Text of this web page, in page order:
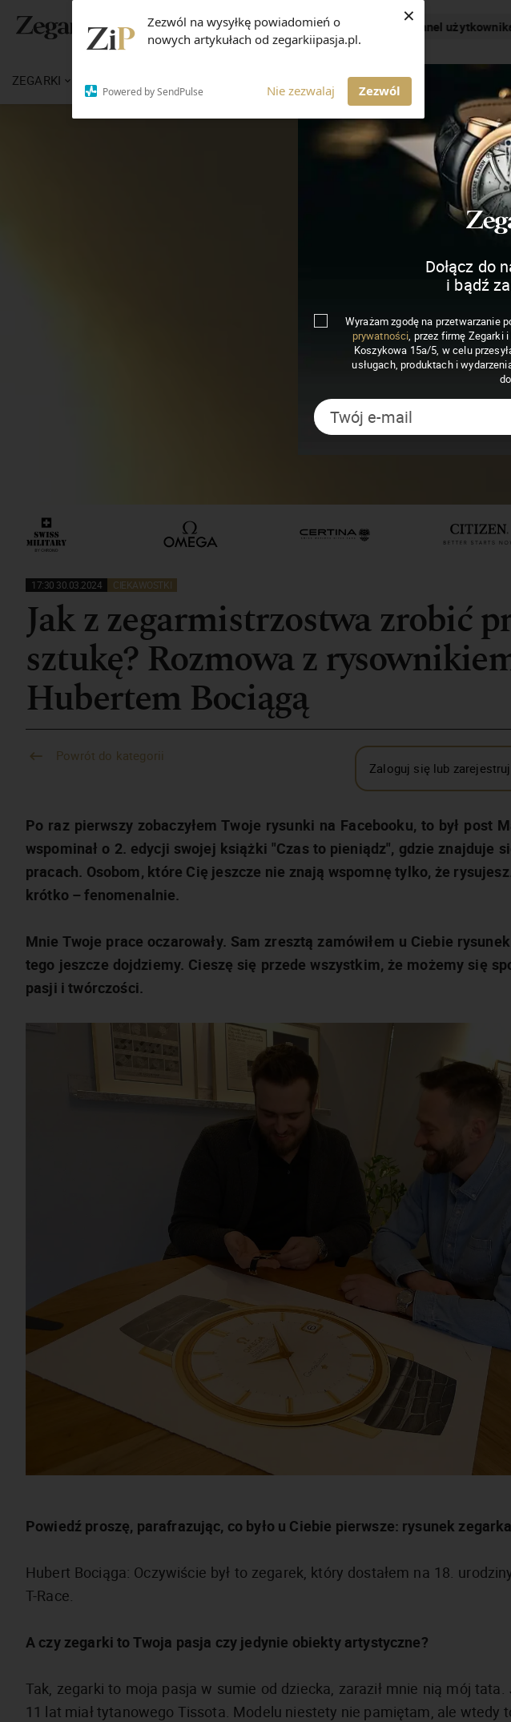
Zezwól na wysyłkę powiadomień o
nowych artykułach od zegarkiipasja.pl.
Powered by SendPulse Nie zezwalaj Zezwól
×
ZEGARKI MAGAZYN ZEGARKI I PASJA
17:30 30.03.2024 CIEKAWOSTKI
Jak z zegarmistrzostwa zrobić
sztukę? Rozmowa z
Hubertem Bociągą
Powrót do kategorii
Zaloguj się lub
Po raz pierwszy zobaczyłem Twoje rysunki na Facebooku, to był post
wspominał o 2. edycji swojej książki "Czas to pieniądz", gdzie znajduje
pracach. Osobom, które Cię jeszcze nie znają wspomnę tylko, że
krótko – fenomenalnie.
Mnie Twoje prace oczarowały. Sam zresztą zamówiłem u Ciebie
tego jeszcze dojdziemy. Cieszę się przede wszystkim, że możemy się
pasji i twórczości.
Powiedź proszę, parafrazując, co było u Ciebie pierwsze: rysunek
Hubert Bociąga: Oczywiście był to zegarek, który dostałem na 18.
T-Race.
A czy zegarki to Twoja pasja czy jedynie obiekty artystyczne?
Tak, zegarki to moja pasja w sumie od dziecka, zaraził mnie nią mój
11 lat miał tytanowego Tissota. Modelu niestety nie pamiętam, ale wtedy
Dołącz do
i bądź
Wyrażam zgodę na przetwarzanie
prywatności, przez firmę Zegarki
Koszykowa 15a/5, w celu
usługach, produktach i